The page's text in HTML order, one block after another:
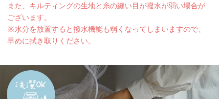
また、キルティングの生地と糸の縫い目が撥水が弱い場合が
ございます。
※水分を放置すると撥水機能も弱くなってしまいますので、
早めに拭き取りください。